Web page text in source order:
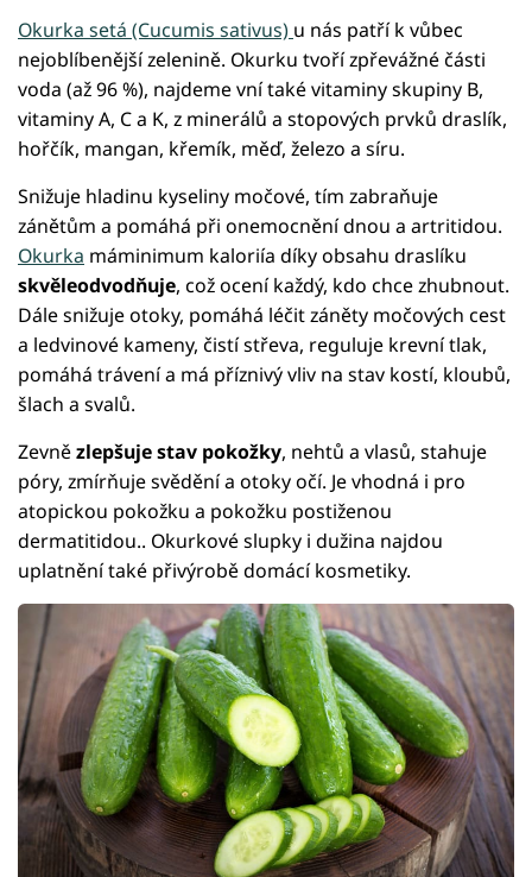
Okurka setá (Cucumis sativus) u nás patří k vůbec
nejoblíbenější zelenině. Okurku tvoří zpřevážné části
voda (až 96 %), najdeme vní také vitaminy skupiny B,
vitaminy A, C a K, z minerálů a stopových prvků draslík,
hořčík, mangan, křemík, měď, železo a síru.
Snižuje hladinu kyseliny močové, tím zabraňuje
zánětům a pomáhá při onemocnění dnou a artritidou.
Okurka máminimum kaloriía díky obsahu draslíku
skvěleodvodňuje, což ocení každý, kdo chce zhubnout.
Dále snižuje otoky, pomáhá léčit záněty močových cest
a ledvinové kameny, čistí střeva, reguluje krevní tlak,
pomáhá trávení a má příznivý vliv na stav kostí, kloubů,
šlach a svalů.
Zevnězlepšuje stav pokožky, nehtů a vlasů, stahuje
póry, zmírňuje svědění a otoky očí. Je vhodná i pro
atopickou pokožku a pokožku postiženou
dermatitidou.. Okurkové slupky i dužina najdou
uplatnění také přivýrobě domácí kosmetiky.